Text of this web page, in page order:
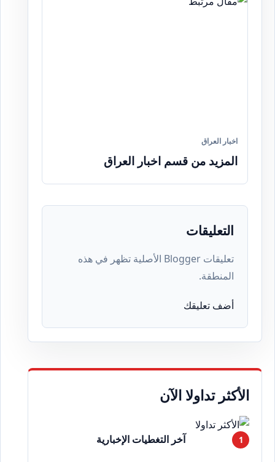
اخبار العراق
المزيد من قسم اخبار العراق
التعليقات
تعليقات Blogger الأصلية تظهر في هذه
المنطقة.
أضف تعليقك
الأكثر تداولا الآن
آخر التغطيات الإخبارية